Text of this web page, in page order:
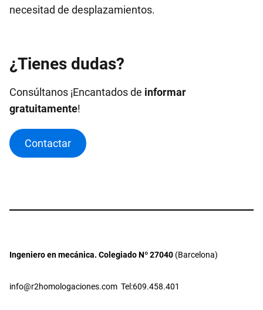
necesitad de desplazamientos.
¿Tienes dudas?
Consúltanos ¡Encantados de informar
gratuitamente!
Contactar
Ingeniero en mecánica. Colegiado Nº 27040 (Barcelona)
info@r2homologaciones.com Tel:609.458.401